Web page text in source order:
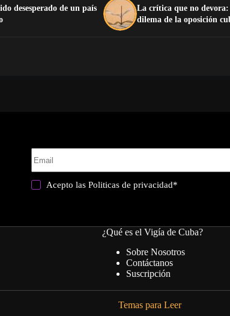
desesperado de un país
La crítica que no devora:
dilema de la oposición
Acepto lasPoliticas de privacidad*
¿Qué es el Vigía de Cuba?
Sobre Nosotros
Contáctanos
Suscripción
Temas para Leer